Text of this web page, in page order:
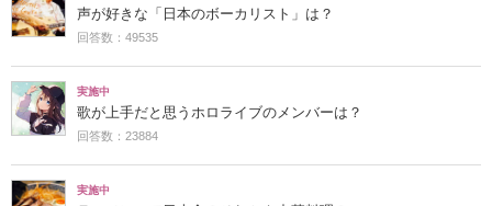
声が好きな「日本のボーカリスト」は？
回答数：49535
実施中
歌が上手だと思うホロライブのメンバーは？
回答数：23884
実施中